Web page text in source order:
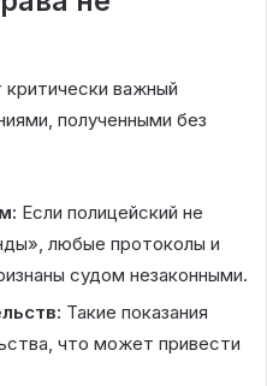
важный
полученными без
Если полицейский не
любые протоколы и
судом незаконными.
Такие показания
что может привести